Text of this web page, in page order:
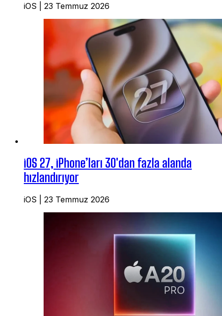
iOS 23 Temmuz 2026
iOS 27, iPhone’ları 30'dan fazla alanda
hızlandırıyor
iOS 23 Temmuz 2026